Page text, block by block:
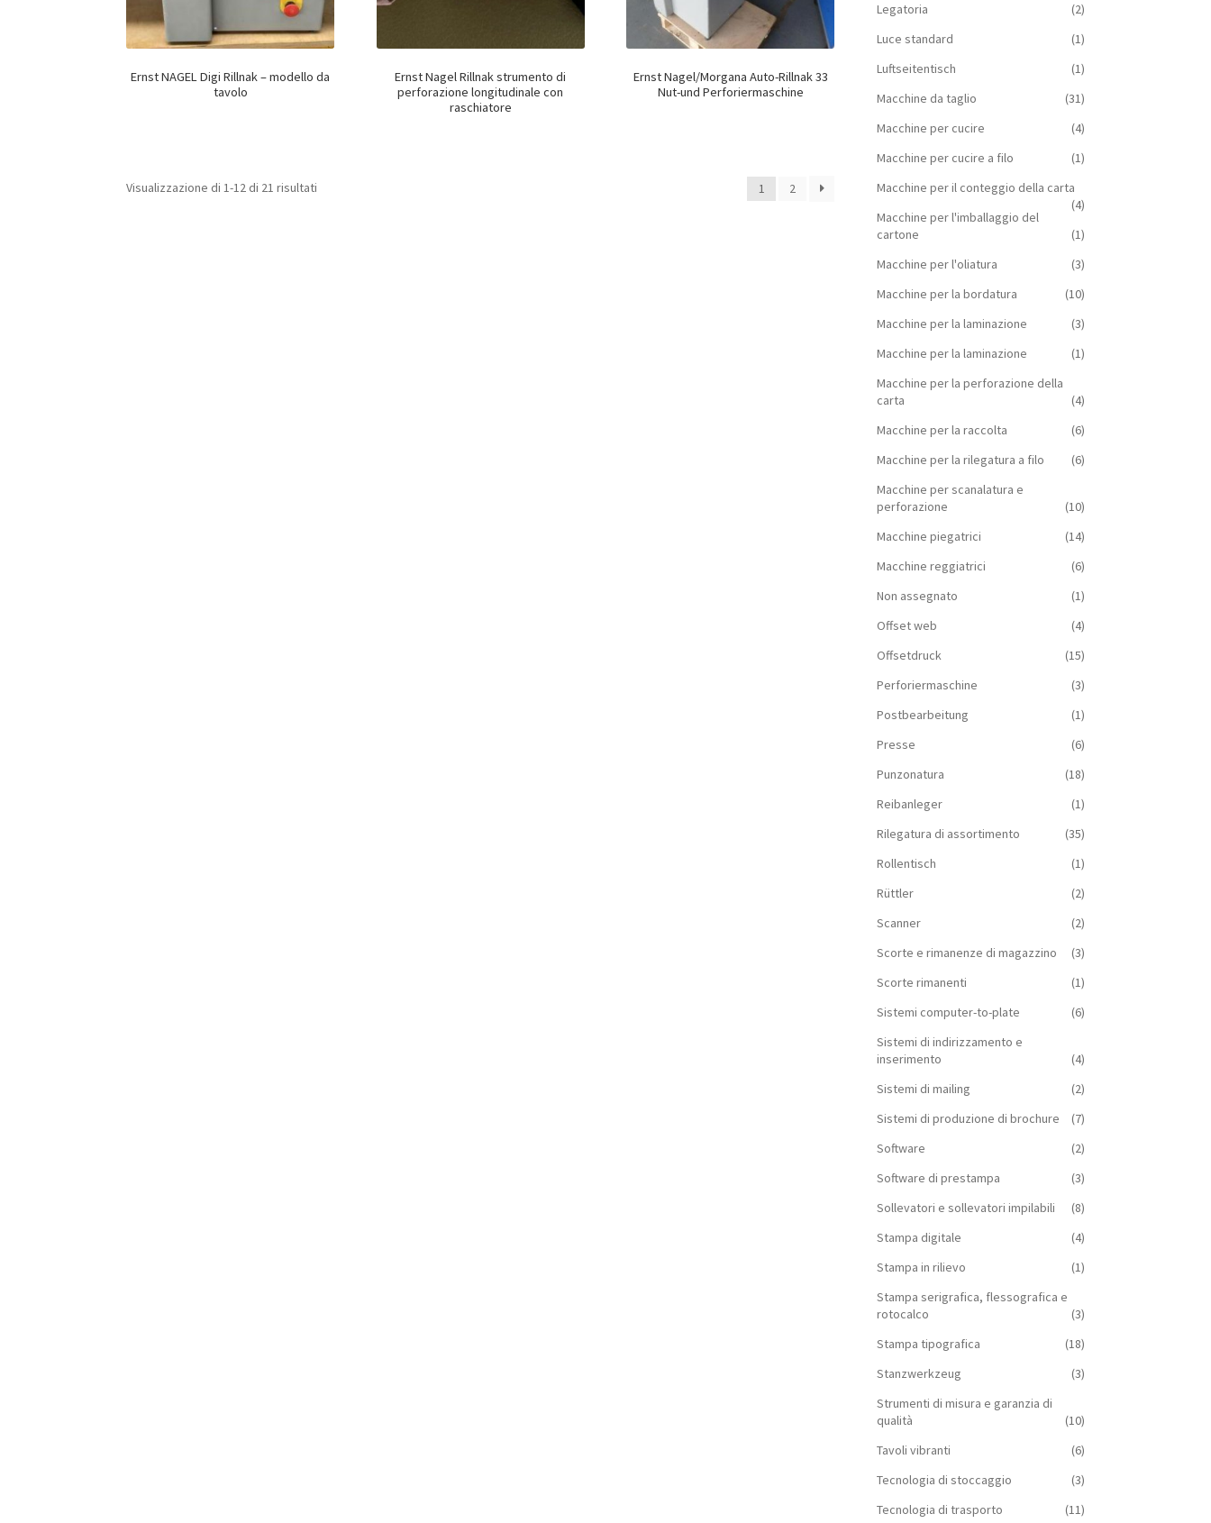
Ernst NAGEL Digi Rillnak – modello da
tavolo
Ernst Nagel Rillnak strumento di
perforazione longitudinale con
raschiatore
Ernst Nagel/Morgana Auto-Rillnak 33
Nut-und Perforiermaschine
Visualizzazione di 1-12 di 21 risultati 1 2
Legatoria
(2)
Luce standard
(1)
Luftseitentisch
(1)
Macchine da taglio
(31)
Macchine per cucire
(4)
Macchine per cucire a filo
(1)
Macchine per il conteggio della carta
(4)
Macchine per l'imballaggio del
cartone
(1)
Macchine per l'oliatura
(3)
Macchine per la bordatura
(10)
Macchine per la laminazione
(3)
Macchine per la laminazione
(1)
Macchine per la perforazione della
carta
(4)
Macchine per la raccolta
(6)
Macchine per la rilegatura a filo
(6)
Macchine per scanalatura e
perforazione
(10)
Macchine piegatrici
(14)
Macchine reggiatrici
(6)
Non assegnato
(1)
Offset web
(4)
Offsetdruck
(15)
Perforiermaschine
(3)
Postbearbeitung
(1)
Presse
(6)
Punzonatura
(18)
Reibanleger
(1)
Rilegatura di assortimento
(35)
Rollentisch
(1)
Rüttler
(2)
Scanner
(2)
Scorte e rimanenze di magazzino
(3)
Scorte rimanenti
(1)
Sistemi computer-to-plate
(6)
Sistemi di indirizzamento e
inserimento
(4)
Sistemi di mailing
(2)
Sistemi di produzione di brochure
(7)
Software
(2)
Software di prestampa
(3)
Sollevatori e sollevatori impilabili
(8)
Stampa digitale
(4)
Stampa in rilievo
(1)
Stampa serigrafica, flessografica e
rotocalco
(3)
Stampa tipografica
(18)
Stanzwerkzeug
(3)
Strumenti di misura e garanzia di
qualità
(10)
Tavoli vibranti
(6)
Tecnologia di stoccaggio
(3)
Tecnologia di trasporto
(11)